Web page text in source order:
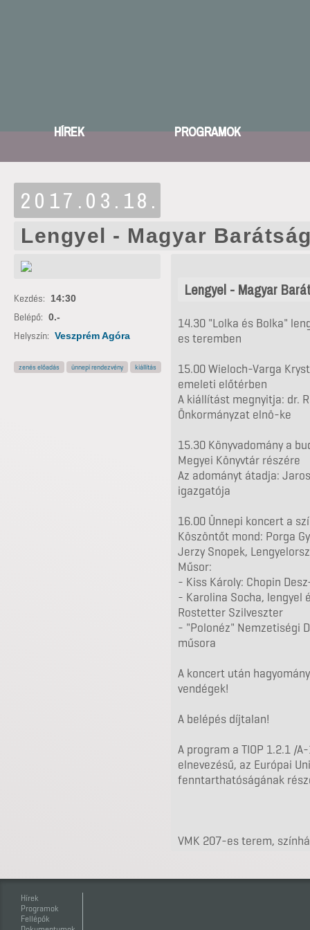
HÍREK PROGRAMOK
2017.03.18.
Lengyel - Magyar
Lengyel - Magyar
14.30 "Lolka és Bolka"
es teremben
15.00 Wieloch-Varga
emeleti előtérben
A kiállítást megnyitja: dr.
Önkormányzat elnö-ke
15.30 Könyvadomány a
Megyei Könyvtár részére
Az adományt átadja:
igazgatója
16.00 Ünnepi koncert a
Köszöntőt mond: Porga
Jerzy Snopek,
Műsor:
- Kiss Károly: Chopin
- Karolina Socha, lengyel
Rostetter Szilveszter
- "Polonéz" Nemzetiségi
műsora
A koncert után
vendégek!
A belépés díjtalan!
A program a TIOP 1.2.1 /
elnevezésű, az Európai
fenntarthatóságának
VMK 207-es terem,
Kezdés: 14:30
Belépő: 0.-
Helyszín: Veszprém Agóra
zenés előadás ünnepi rendezvény kiállítás
Hírek
Programok
Fellépők